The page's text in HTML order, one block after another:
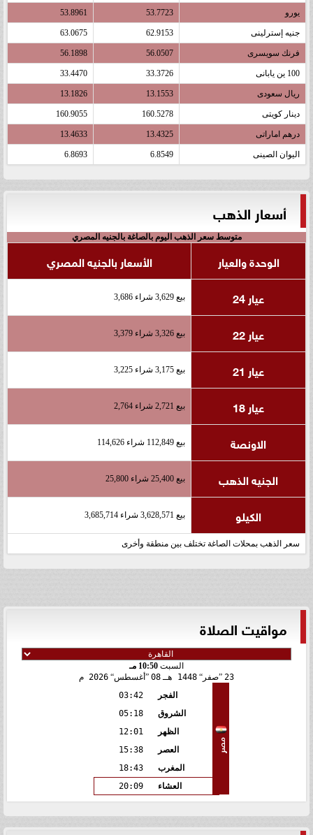
يورو 53.7723
53.8961
جنيه إسترلينى 62.9153
63.0675
فرنك سويسرى 56.0507
56.1898
100 ين يابانى 33.3726
33.4470
ريال سعودى 13.1553
13.1826
دينار كويتى 160.5278
160.9055
درهم اماراتى 13.4325
13.4633
اليوان الصينى 6.8549
6.8693
أسعار الذهب
متوسط سعر الذهب اليوم بالصاغة بالجنيه المصري
الوحدة والعيار
الأسعار بالجنيه المصري
عيار 24
بيع 3,629 شراء 3,686
عيار 22 بيع 3,326 شراء 3,379
عيار 21 بيع 3,175 شراء 3,225
عيار 18 بيع 2,721 شراء 2,764
الاونصة بيع 112,849 شراء 114,626
الجنيه الذهب بيع 25,400 شراء 25,800
الكيلو بيع 3,628,571 شراء 3,685,714
سعر الذهب بمحلات الصاغة تختلف بين منطقة وأخرى
مواقيت الصلاة
السبت 10:50 مـ
23 صفر 1448 هـ 08 أغسطس 2026 م
مصر
الفجر
03:42
الشروق
05:18
الظهر
12:01
العصر
15:38
المغرب
18:43
العشاء
20:09